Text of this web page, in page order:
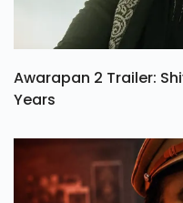
Awarapan 2 Trailer:
Years